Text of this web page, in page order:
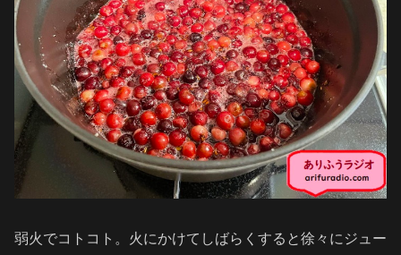
弱火でコトコト。火にかけてしばらくすると徐々にジュー